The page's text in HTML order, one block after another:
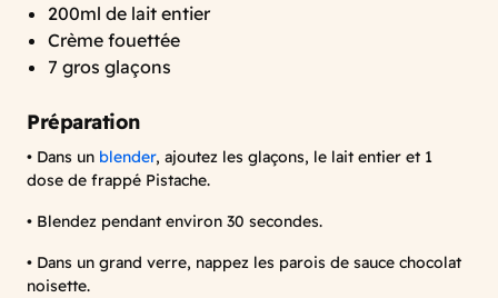
200ml de lait entier
Crème fouettée
7 gros glaçons
Préparation
• Dans un blender, ajoutez les glaçons, le lait entier et 1
dose de frappé Pistache.
• Blendez pendant environ 30 secondes.
• Dans un grand verre, nappez les parois de sauce chocolat
noisette.